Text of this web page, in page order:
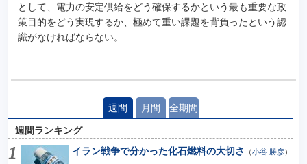
として、電力の安定供給をどう確保するかという最も重要な政
策目的をどう実現するか、極めて重い課題を背負ったという認
識がなければならない。
週間 月間 全期間
週間ランキング
イラン戦争で分かった化石燃料の大切さ
（小谷 勝彦）